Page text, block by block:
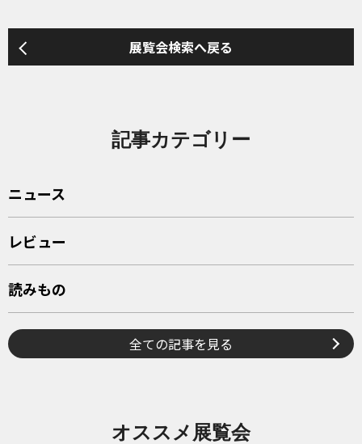
展覧会検索へ戻る
記事カテゴリー
ニュース
レビュー
読みもの
全ての記事を見る
オススメ展覧会